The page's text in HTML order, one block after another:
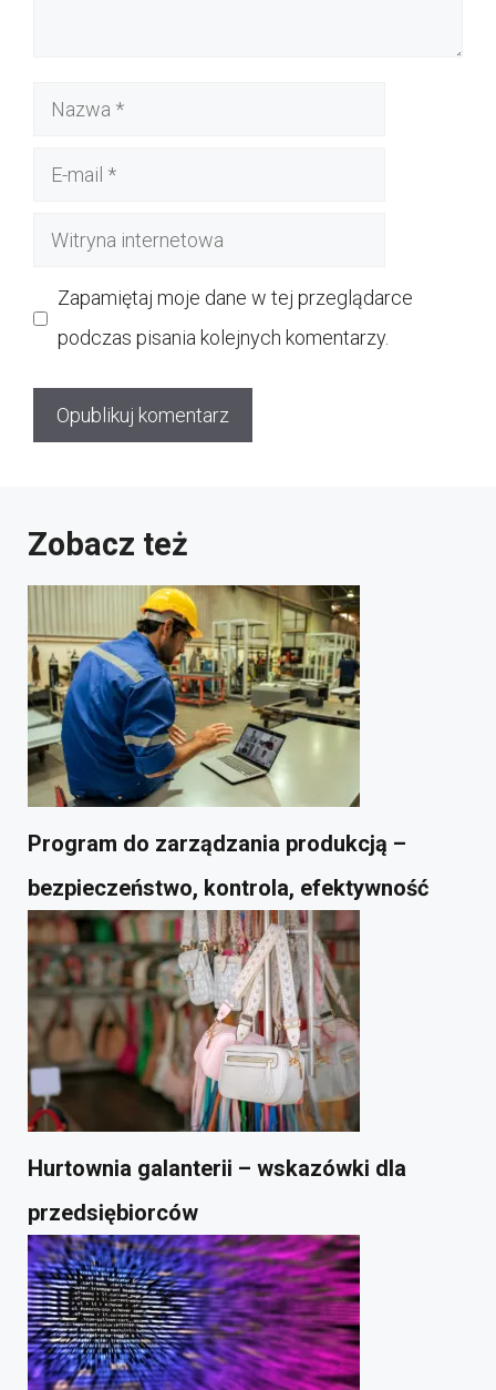
Nazwa
Witryna
Zapamiętaj moje dane w tej przeglądarce
podczas pisania kolejnych komentarzy.
Zobacz też
Program do zarządzania produkcją –
bezpieczeństwo, kontrola, efektywność
Hurtownia galanterii – wskazówki dla
przedsiębiorców